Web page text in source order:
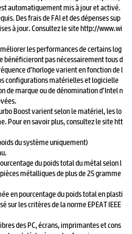
automatiquement mis à jour et activé.
Des frais de FAI et des dépenses sup
à jour. Consultez le site http://www.wi
les performances de certains log
bénéficieront pas nécessairement tous d
d’horloge varient en fonction de l
configurations matérielles et logicielle
de marque ou de dénomination d’Intel n
Boost varient selon le matériel, les lo
Pour en savoir plus, consultez le site htt
du système uniquement)
du poids total du métal selon l
métalliques de plus de 25 gramme
en pourcentage du poids total en plasti
sur les critères de la norme EPEAT IEEE
des PC, écrans, imprimantes et cons